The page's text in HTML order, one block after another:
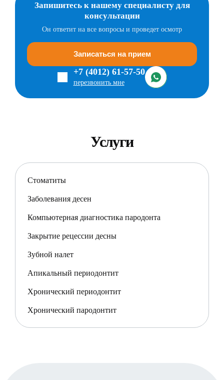
Запишитесь к нашему специалисту для
консультации
Он ответит на все вопросы и проведет осмотр
Записаться на прием
+7 (4012) 61-57-50
перезвонить мне
Услуги
Стоматиты
Заболевания десен
Компьютерная диагностика пародонта
Закрытие рецессии десны
Зубной налет
Апикальный периодонтит
Хронический периодонтит
Хронический пародонтит